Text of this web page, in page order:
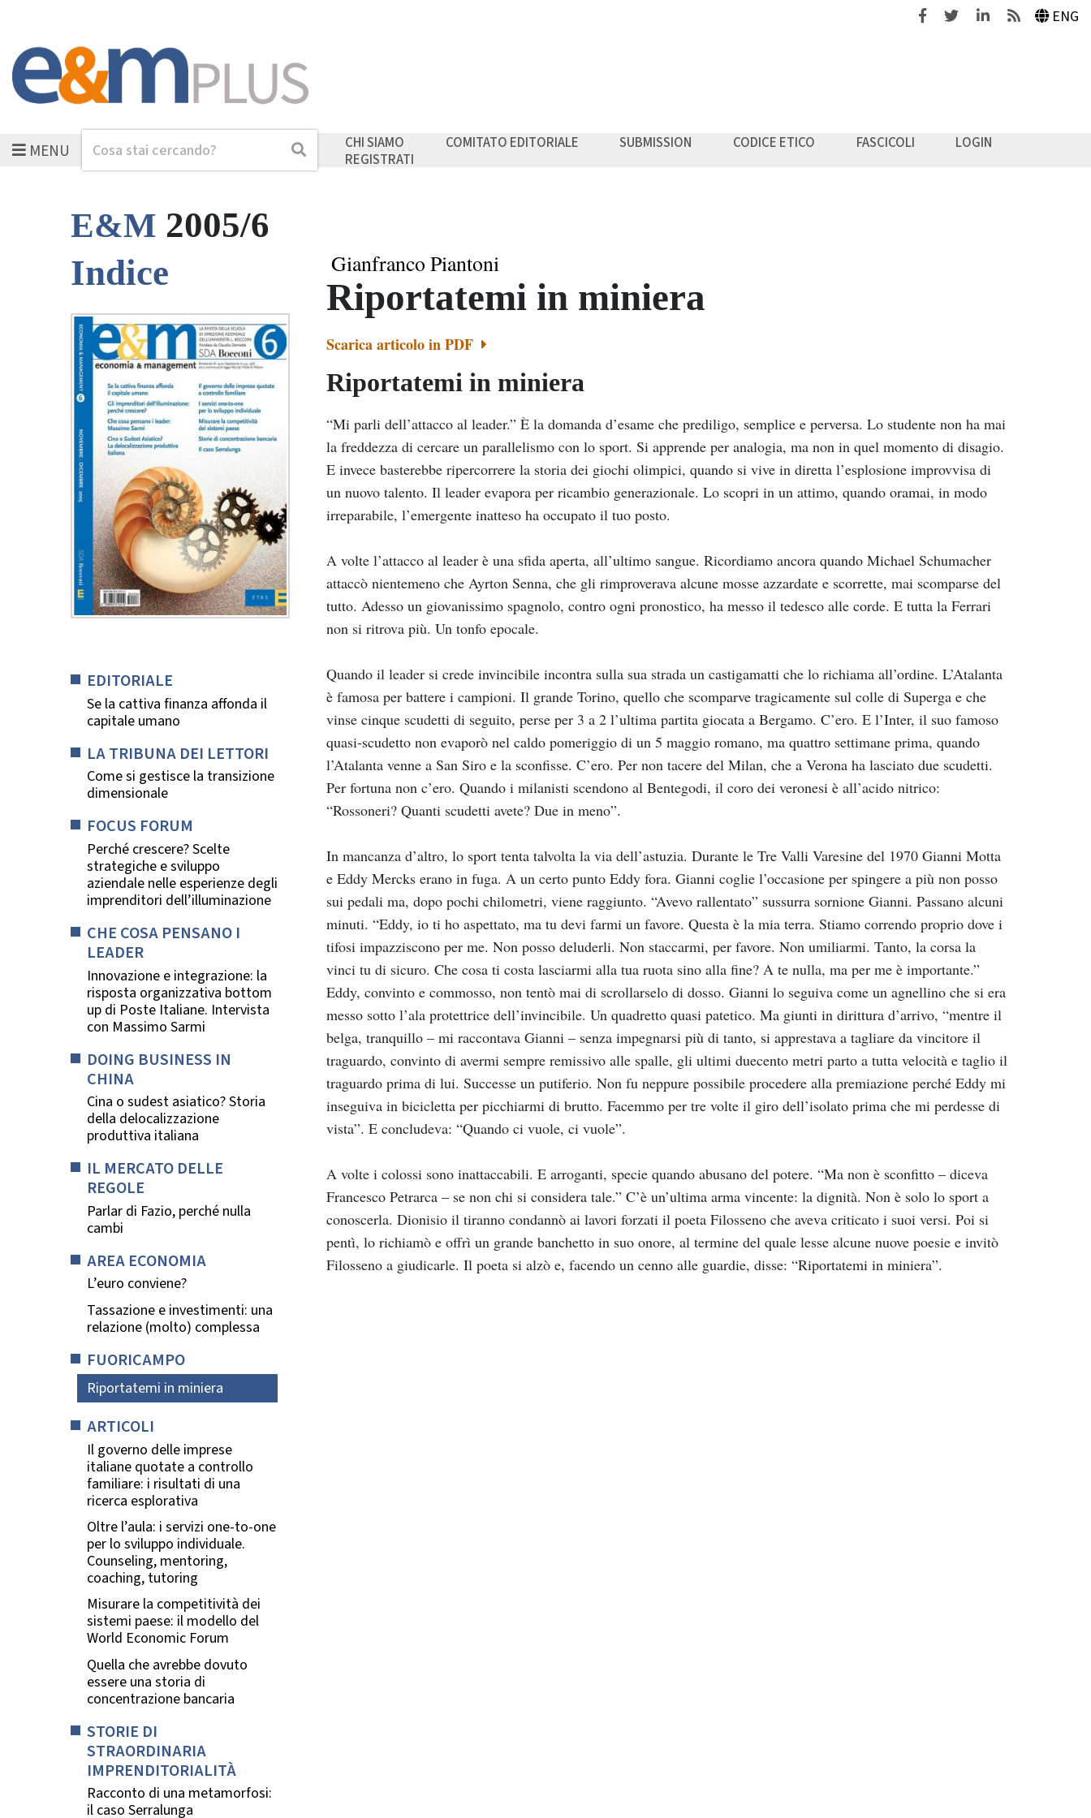
FacebookTwitterLinkedinFeeds ENG
MENUCerca Cerca CHI SIAMO COMITATO EDITORIALE SUBMISSION CODICE ETICO FASCICOLI
LOGIN
REGISTRATI
E&M 2005/6
Indice
EDITORIALE
Se la cattiva finanza affonda il
capitale umano
LA TRIBUNA DEI LETTORI
Come si gestisce la transizione
dimensionale
FOCUS FORUM
Perché crescere? Scelte
strategiche e sviluppo
aziendale nelle esperienze degli
imprenditori dell’illuminazione
CHE COSA PENSANO I
LEADER
Innovazione e integrazione: la
risposta organizzativa bottom
up di Poste Italiane. Intervista
con Massimo Sarmi
DOING BUSINESS IN
CHINA
Cina o sudest asiatico? Storia
della delocalizzazione
produttiva italiana
IL MERCATO DELLE
REGOLE
Parlar di Fazio, perché nulla
cambi
AREA ECONOMIA
L’euro conviene?
Tassazione e investimenti: una
relazione (molto) complessa
FUORICAMPO
Riportatemi in miniera
ARTICOLI
Il governo delle imprese
italiane quotate a controllo
familiare: i risultati di una
ricerca esplorativa
Oltre l’aula: i servizi one-to-one
per lo sviluppo individuale.
Counseling, mentoring,
coaching, tutoring
Misurare la competitività dei
sistemi paese: il modello del
World Economic Forum
Quella che avrebbe dovuto
essere una storia di
concentrazione bancaria
STORIE DI
STRAORDINARIA
IMPRENDITORIALITÀ
Racconto di una metamorfosi:
il caso Serralunga
Gianfranco Piantoni
Riportatemi in miniera
Scarica articolo in PDF
Riportatemi in miniera
“Mi parli dell’attacco al leader.” È la domanda d’esame che prediligo, semplice e perversa. Lo studente non ha mai
la freddezza di cercare un parallelismo con lo sport. Si apprende per analogia, ma non in quel momento di disagio.
E invece basterebbe ripercorrere la storia dei giochi olimpici, quando si vive in diretta l’esplosione improvvisa di
un nuovo talento. Il leader evapora per ricambio generazionale. Lo scopri in un attimo, quando oramai, in modo
irreparabile, l’emergente inatteso ha occupato il tuo posto.
A volte l’attacco al leader è una sfida aperta, all’ultimo sangue. Ricordiamo ancora quando Michael Schumacher
attaccò nientemeno che Ayrton Senna, che gli rimproverava alcune mosse azzardate e scorrette, mai scomparse del
tutto. Adesso un giovanissimo spagnolo, contro ogni pronostico, ha messo il tedesco alle corde. E tutta la Ferrari
non si ritrova più. Un tonfo epocale.
Quando il leader si crede invincibile incontra sulla sua strada un castigamatti che lo richiama all’ordine. L’Atalanta
è famosa per battere i campioni. Il grande Torino, quello che scomparve tragicamente sul colle di Superga e che
vinse cinque scudetti di seguito, perse per 3 a 2 l’ultima partita giocata a Bergamo. C’ero. E l’Inter, il suo famoso
quasi-scudetto non evaporò nel caldo pomeriggio di un 5 maggio romano, ma quattro settimane prima, quando
l’Atalanta venne a San Siro e la sconfisse. C’ero. Per non tacere del Milan, che a Verona ha lasciato due scudetti.
Per fortuna non c’ero. Quando i milanisti scendono al Bentegodi, il coro dei veronesi è all’acido nitrico:
“Rossoneri? Quanti scudetti avete? Due in meno”.
In mancanza d’altro, lo sport tenta talvolta la via dell’astuzia. Durante le Tre Valli Varesine del 1970 Gianni Motta
e Eddy Mercks erano in fuga. A un certo punto Eddy fora. Gianni coglie l’occasione per spingere a più non posso
sui pedali ma, dopo pochi chilometri, viene raggiunto. “Avevo rallentato” sussurra sornione Gianni. Passano alcuni
minuti. “Eddy, io ti ho aspettato, ma tu devi farmi un favore. Questa è la mia terra. Stiamo correndo proprio dove i
tifosi impazziscono per me. Non posso deluderli. Non staccarmi, per favore. Non umiliarmi. Tanto, la corsa la
vinci tu di sicuro. Che cosa ti costa lasciarmi alla tua ruota sino alla fine? A te nulla, ma per me è importante.”
Eddy, convinto e commosso, non tentò mai di scrollarselo di dosso. Gianni lo seguiva come un agnellino che si era
messo sotto l’ala protettrice dell’invincibile. Un quadretto quasi patetico. Ma giunti in dirittura d’arrivo, “mentre il
belga, tranquillo – mi raccontava Gianni – senza impegnarsi più di tanto, si apprestava a tagliare da vincitore il
traguardo, convinto di avermi sempre remissivo alle spalle, gli ultimi duecento metri parto a tutta velocità e taglio il
traguardo prima di lui. Successe un putiferio. Non fu neppure possibile procedere alla premiazione perché Eddy mi
inseguiva in bicicletta per picchiarmi di brutto. Facemmo per tre volte il giro dell’isolato prima che mi perdesse di
vista”. E concludeva: “Quando ci vuole, ci vuole”.
A volte i colossi sono inattaccabili. E arroganti, specie quando abusano del potere. “Ma non è sconfitto – diceva
Francesco Petrarca – se non chi si considera tale.” C’è un’ultima arma vincente: la dignità. Non è solo lo sport a
conoscerla. Dionisio il tiranno condannò ai lavori forzati il poeta Filosseno che aveva criticato i suoi versi. Poi si
pentì, lo richiamò e offrì un grande banchetto in suo onore, al termine del quale lesse alcune nuove poesie e invitò
Filosseno a giudicarle. Il poeta si alzò e, facendo un cenno alle guardie, disse: “Riportatemi in miniera”.